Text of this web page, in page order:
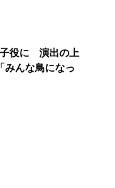
役に 演出の上
みんな鳥になっ